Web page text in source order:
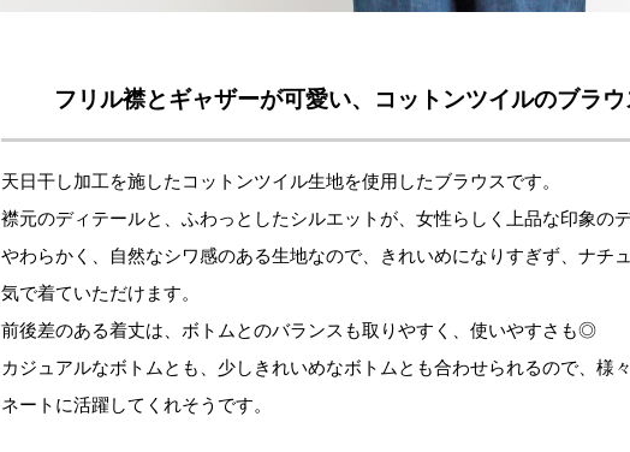
フリル襟とギャザーが可愛い、コットンツイルのブラウ
天日干し加工を施したコットンツイル生地を使用したブラウスです。
襟元のディテールと、ふわっとしたシルエットが、女性らしく上品な印象のデ
やわらかく、自然なシワ感のある生地なので、きれいめになりすぎず、ナチ
気で着ていただけます。
前後差のある着丈は、ボトムとのバランスも取りやすく、使いやすさも◎
カジュアルなボトムとも、少しきれいめなボトムとも合わせられるので、様
ネートに活躍してくれそうです。